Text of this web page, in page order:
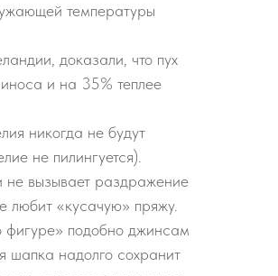
температуры
доказали, что пух
и на 35% теплее
никогда не будут
не пилингуется).
не вызывает раздражение
любит «кусачую» пряжу.
фигуре» подобно джинсам
шапка надолго сохранит